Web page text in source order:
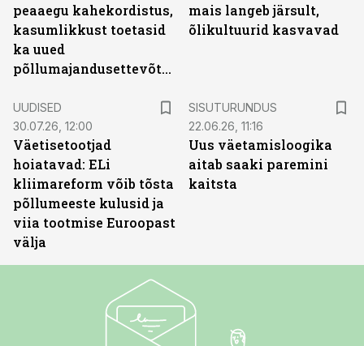
peaaegu kahekordistus,
kasumlikkust toetasid
ka uued
põllumajandusettevõtted
mais langeb järsult,
õlikultuurid kasvavad
UUDISED
30.07.26, 12:00
Väetisetootjad
hoiatavad: ELi
kliimareform võib tõsta
põllumeeste kulusid ja
viia tootmise Euroopast
välja
SISUTURUNDUS
22.06.26, 11:16
Uus väetamisloogika
aitab saaki paremini
kaitsta